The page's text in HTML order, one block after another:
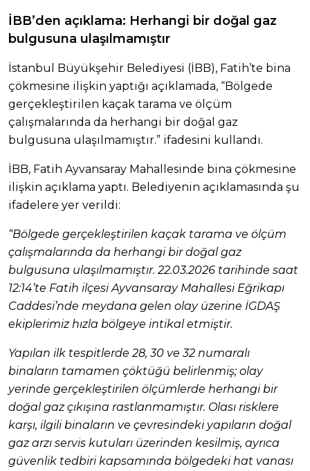
İBB’den açıklama: Herhangi bir doğal gaz
bulgusuna ulaşılmamıştır
İstanbul Büyükşehir Belediyesi (İBB), Fatih’te bina
çökmesine ilişkin yaptığı açıklamada, “Bölgede
gerçekleştirilen kaçak tarama ve ölçüm
çalışmalarında da herhangi bir doğal gaz
bulgusuna ulaşılmamıştır.” ifadesini kullandı.
İBB, Fatih Ayvansaray Mahallesinde bina çökmesine
ilişkin açıklama yaptı. Belediyenin açıklamasında şu
ifadelere yer verildi:
“Bölgede gerçekleştirilen kaçak tarama ve ölçüm
çalışmalarında da herhangi bir doğal gaz
bulgusuna ulaşılmamıştır. 22.03.2026 tarihinde saat
12:14’te Fatih ilçesi Ayvansaray Mahallesi Eğrikapı
Caddesi’nde meydana gelen olay üzerine İGDAŞ
ekiplerimiz hızla bölgeye intikal etmiştir.
Yapılan ilk tespitlerde 28, 30 ve 32 numaralı
binaların tamamen çöktüğü belirlenmiş; olay
yerinde gerçekleştirilen ölçümlerde herhangi bir
doğal gaz çıkışına rastlanmamıştır. Olası risklere
karşı, ilgili binaların ve çevresindeki yapıların doğal
gaz arzı servis kutuları üzerinden kesilmiş, ayrıca
güvenlik tedbiri kapsamında bölgedeki hat vanası